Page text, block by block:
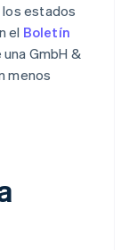
los estados
el Boletín
GmbH &
menos